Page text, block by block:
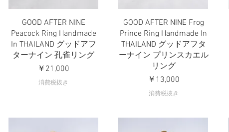
クイックビュー
GOOD AFTER NINE
Peacock Ring Handmade
In THAILAND グッドアフ
ターナイン 孔雀リング
価格
￥21,000
消費税抜き
クイックビュー
GOOD AFTER NINE Frog
Prince Ring Handmade In
THAILAND グッドアフタ
ーナイン プリンスカエル
リング
価格
￥13,000
消費税抜き